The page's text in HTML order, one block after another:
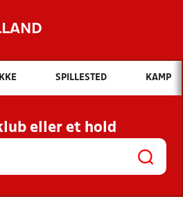
Hvad vil du søge efter?
INDHOLD OG NYHEDER
KLUBBER OG
HOLD
SPILLESTED KAMP
eller et hold